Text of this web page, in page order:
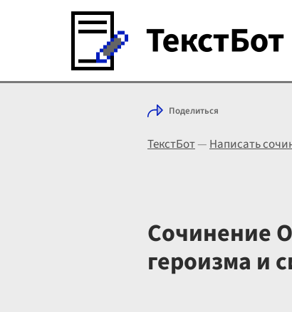
Поделиться
ТекстБот—Написать
Сочинение
героизма и